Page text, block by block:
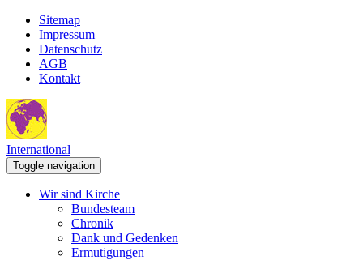
Sitemap
Impressum
Datenschutz
AGB
Kontakt
International
Toggle navigation
Wir sind Kirche
Bundesteam
Chronik
Dank und Gedenken
Ermutigungen